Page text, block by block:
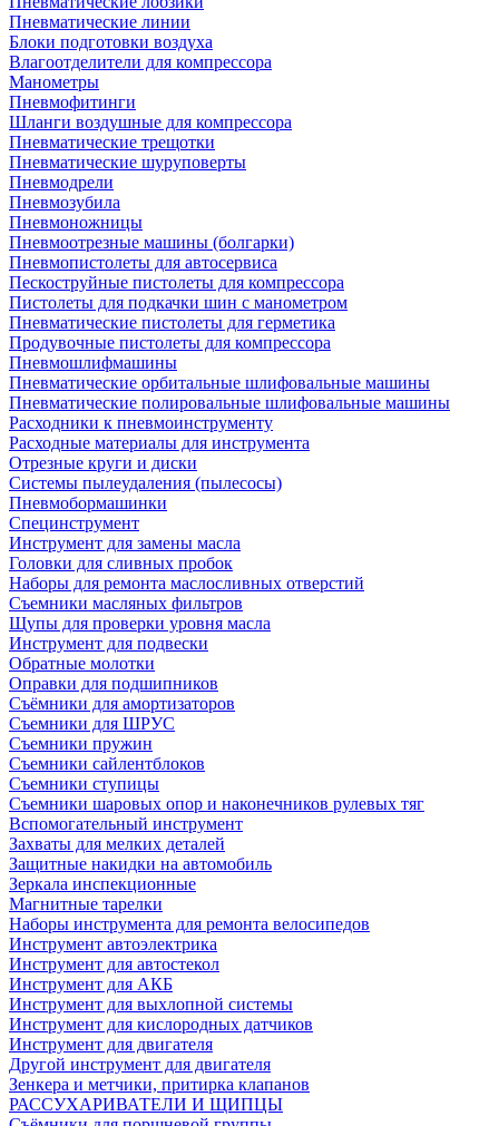
Пневматические линии
Блоки подготовки воздуха
Влагоотделители для компрессора
Манометры
Пневмофитинги
Шланги воздушные для компрессора
Пневматические трещотки
Пневматические шуруповерты
Пневмодрели
Пневмозубила
Пневмоножницы
Пневмоотрезные машины (болгарки)
Пневмопистолеты для автосервиса
Пескоструйные пистолеты для компрессора
Пистолеты для подкачки шин с манометром
Пневматические пистолеты для герметика
Продувочные пистолеты для компрессора
Пневмошлифмашины
Пневматические орбитальные шлифовальные машины
Пневматические полировальные шлифовальные машины
Расходники к пневмоинструменту
Расходные материалы для инструмента
Отрезные круги и диски
Системы пылеудаления (пылесосы)
Пневмобормашинки
Специнструмент
Инструмент для замены масла
Головки для сливных пробок
Наборы для ремонта маслосливных отверстий
Съемники масляных фильтров
Щупы для проверки уровня масла
Инструмент для подвески
Обратные молотки
Оправки для подшипников
Съёмники для амортизаторов
Съемники для ШРУС
Съемники пружин
Съемники сайлентблоков
Съемники ступицы
Съемники шаровых опор и наконечников рулевых тяг
Вспомогательный инструмент
Захваты для мелких деталей
Защитные накидки на автомобиль
Зеркала инспекционные
Магнитные тарелки
Наборы инструмента для ремонта велосипедов
Инструмент автоэлектрика
Инструмент для автостекол
Инструмент для АКБ
Инструмент для выхлопной системы
Инструмент для кислородных датчиков
Инструмент для двигателя
Другой инструмент для двигателя
Зенкера и метчики, притирка клапанов
РАССУХАРИВАТЕЛИ И ЩИПЦЫ